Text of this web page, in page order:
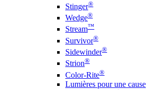
Stinger®
Wedge®
Stream™
Survivor®
Sidewinder®
Strion®
Color-Rite®
Lumières pour une cause